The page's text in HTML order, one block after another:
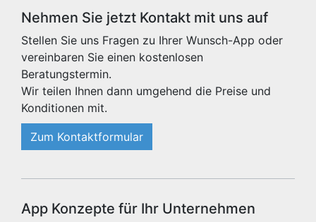
Nehmen Sie jetzt Kontakt mit uns auf
Stellen Sie uns Fragen zu Ihrer Wunsch-App oder
vereinbaren Sie einen kostenlosen
Beratungstermin.
Wir teilen Ihnen dann umgehend die Preise und
Konditionen mit.
Zum Kontaktformular
App Konzepte für Ihr Unternehmen